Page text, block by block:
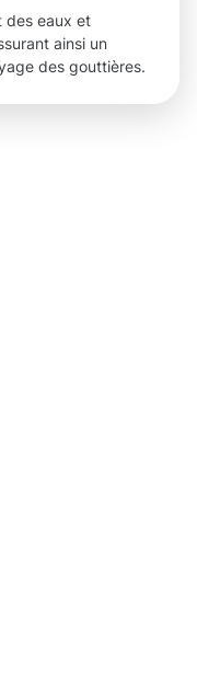
des eaux et
ainsi un
des gouttières.